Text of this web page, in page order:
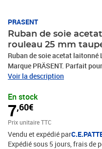
PRASENT
Ruban de soie
rouleau 25 mm
Ruban de soie acetat
Marque PRÄSENT. Parfait
loisirs décoratifs et tous vos
recyclés. Pour toutes les
anniversaire, un baptême, une
même pour Pâques – ce
emballages cadeaux beaux et
Voir la description
En stock
7,60€
Prix unitaire TTC
Vendu et expédié par
Expédié sous 5 jours, frais de